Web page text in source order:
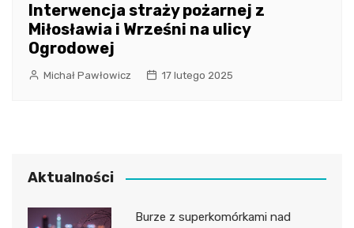
Interwencja straży pożarnej z
Miłosławia i Wrześni na ulicy
Ogrodowej
Michał Pawłowicz 17 lutego 2025
Aktualności
Burze z superkomórkami nad